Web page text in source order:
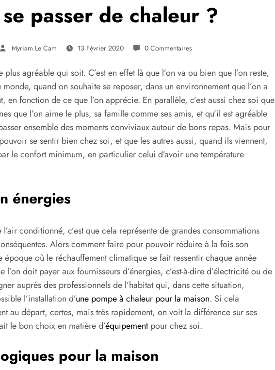
passer de chaleur ?
Myriam Le Cam 13 Février 2020 0 Commentaires
agréable qui soit. C’est en effet là que l’on va ou bien que l’on reste,
quand on souhaite se reposer, dans un environnement que l’on a
en fonction de ce que l’on apprécie. En parallèle, c’est aussi chez soi que
que l’on aime le plus, sa famille comme ses amis, et qu’il est agréable
ensemble des moments conviviaux autour de bons repas. Mais pour
se sentir bien chez soi, et que les autres aussi, quand ils viennent,
le confort minimum, en particulier celui d’avoir une température
énergies
conditionné, c’est que cela représente de grandes consommations
Alors comment faire pour pouvoir réduire à la fois son
époque où le réchauffement climatique se fait ressentir chaque année
doit payer aux fournisseurs d’énergies, c’est-à-dire d’électricité ou de
auprès des professionnels de l’habitat qui, dans cette situation,
l’installation d’une pompe à chaleur pour la maison. Si cela
au départ, certes, mais très rapidement, on voit la différence sur ses
le bon choix en matière d’équipementpour chez soi.
pour la maison